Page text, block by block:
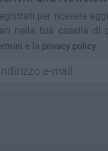
per ricevere
nella tua casella di
e la privacy policy